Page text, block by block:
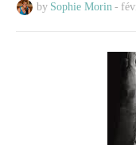
by Sophie Morin -